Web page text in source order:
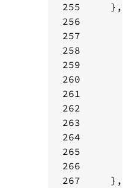
255
256
257
258
259
260
261
262
263
264
265
266
267